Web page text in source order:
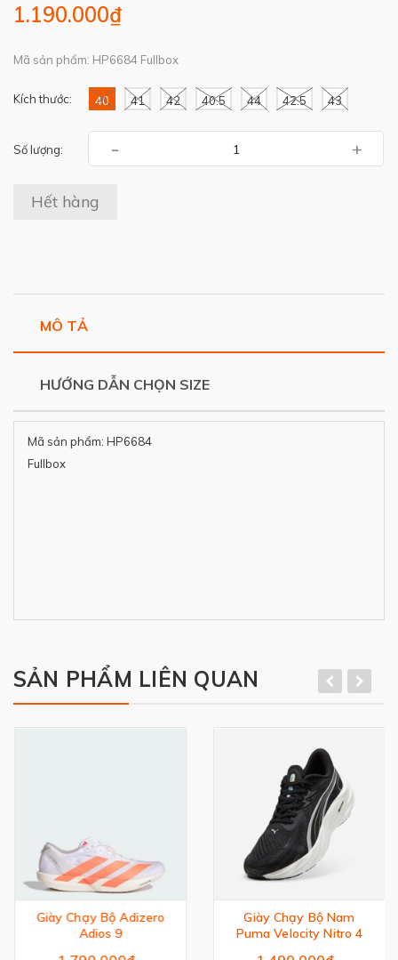
1.190.000₫
Mã sản phẩm: HP6684 Fullbox
Kích thước: 40 41 42 40.5 44 42.5 43
Số lượng: - +
Hết hàng
MÔ TẢ
HƯỚNG DẪN CHỌN SIZE
Mã sản phẩm: HP6684
Fullbox
SẢN PHẨM LIÊN QUAN
Giày Chạy Bộ Adizero
Adios 9
Giày Chạy Bộ Nam
Puma Velocity Nitro 4